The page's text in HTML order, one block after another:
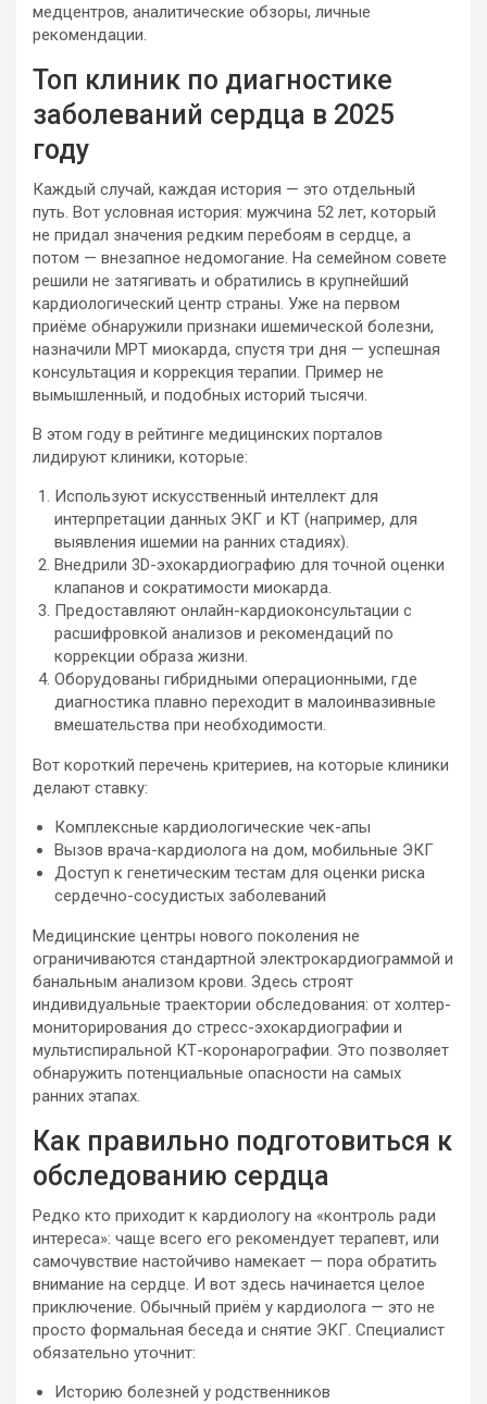
медцентров, аналитические обзоры, личные
рекомендации.
Топ клиник по диагностике
заболеваний сердца в 2025
году
Каждый случай, каждая история — это отдельный
путь. Вот условная история: мужчина 52 лет, который
не придал значения редким перебоям в сердце, а
потом — внезапное недомогание. На семейном совете
решили не затягивать и обратились в крупнейший
кардиологический центр страны. Уже на первом
приёме обнаружили признаки ишемической болезни,
назначили МРТ миокарда, спустя три дня — успешная
консультация и коррекция терапии. Пример не
вымышленный, и подобных историй тысячи.
В этом году в рейтинге медицинских порталов
лидируют клиники, которые:
Используют искусственный интеллект для
интерпретации данных ЭКГ и КТ (например, для
выявления ишемии на ранних стадиях).
Внедрили 3D-эхокардиографию для точной оценки
клапанов и сократимости миокарда.
Предоставляют онлайн-кардиоконсультации с
расшифровкой анализов и рекомендаций по
коррекции образа жизни.
Оборудованы гибридными операционными, где
диагностика плавно переходит в малоинвазивные
вмешательства при необходимости.
Вот короткий перечень критериев, на которые клиники
делают ставку:
Комплексные кардиологические чек-апы
Вызов врача-кардиолога на дом, мобильные ЭКГ
Доступ к генетическим тестам для оценки риска
сердечно-сосудистых заболеваний
Медицинские центры нового поколения не
ограничиваются стандартной электрокардиограммой и
банальным анализом крови. Здесь строят
индивидуальные траектории обследования: от холтер-
мониторирования до стресс-эхокардиографии и
мультиспиральной КТ-коронарографии. Это позволяет
обнаружить потенциальные опасности на самых
ранних этапах.
Как правильно подготовиться к
обследованию сердца
Редко кто приходит к кардиологу на «контроль ради
интереса»: чаще всего его рекомендует терапевт, или
самочувствие настойчиво намекает — пора обратить
внимание на сердце. И вот здесь начинается целое
приключение. Обычный приём у кардиолога — это не
просто формальная беседа и снятие ЭКГ. Специалист
обязательно уточнит:
Историю болезней у родственников